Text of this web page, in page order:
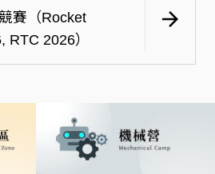
arrow_forward
賽（Rocket
RTC 2026）